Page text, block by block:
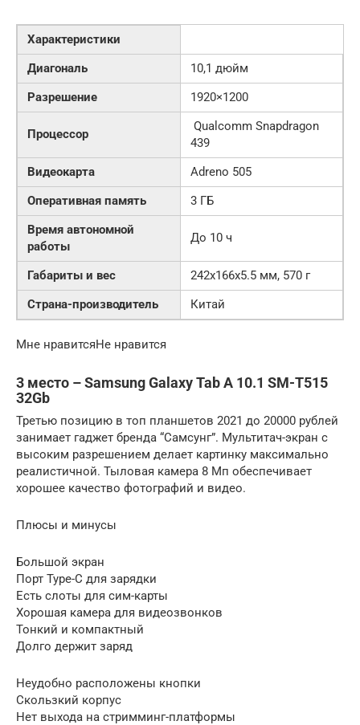
Характеристики
Диагональ
10,1 дюйм
Разрешение
1920×1200
Процессор
Qualcomm Snapdragon
439
Видеокарта
Adreno 505
Оперативная память
3 ГБ
Время автономной
работы
До 10 ч
Габариты и вес
242x166x5.5 мм, 570 г
Страна-производитель
Китай
Мне нравитсяНе нравится
3 место – Samsung Galaxy Tab A 10.1 SM-T515
32Gb
Третью позицию в топ планшетов 2021 до 20000 рублей
занимает гаджет бренда “Самсунг”. Мультитач-экран с
высоким разрешением делает картинку максимально
реалистичной. Тыловая камера 8 Мп обеспечивает
хорошее качество фотографий и видео.
Плюсы и минусы
Большой экран
Порт Type-C для зарядки
Есть слоты для сим-карты
Хорошая камера для видеозвонков
Тонкий и компактный
Долго держит заряд
Неудобно расположены кнопки
Скользкий корпус
Нет выхода на стримминг-платформы